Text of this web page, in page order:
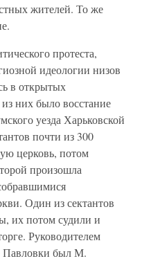
жителей. То же
протеста,
идеологии низов
в открытых
них было восстание
уезда Харьковской
почти из 300
церковь, потом
произошла
Один из сектантов
их потом судили и
Руководителем
Павловки был М.